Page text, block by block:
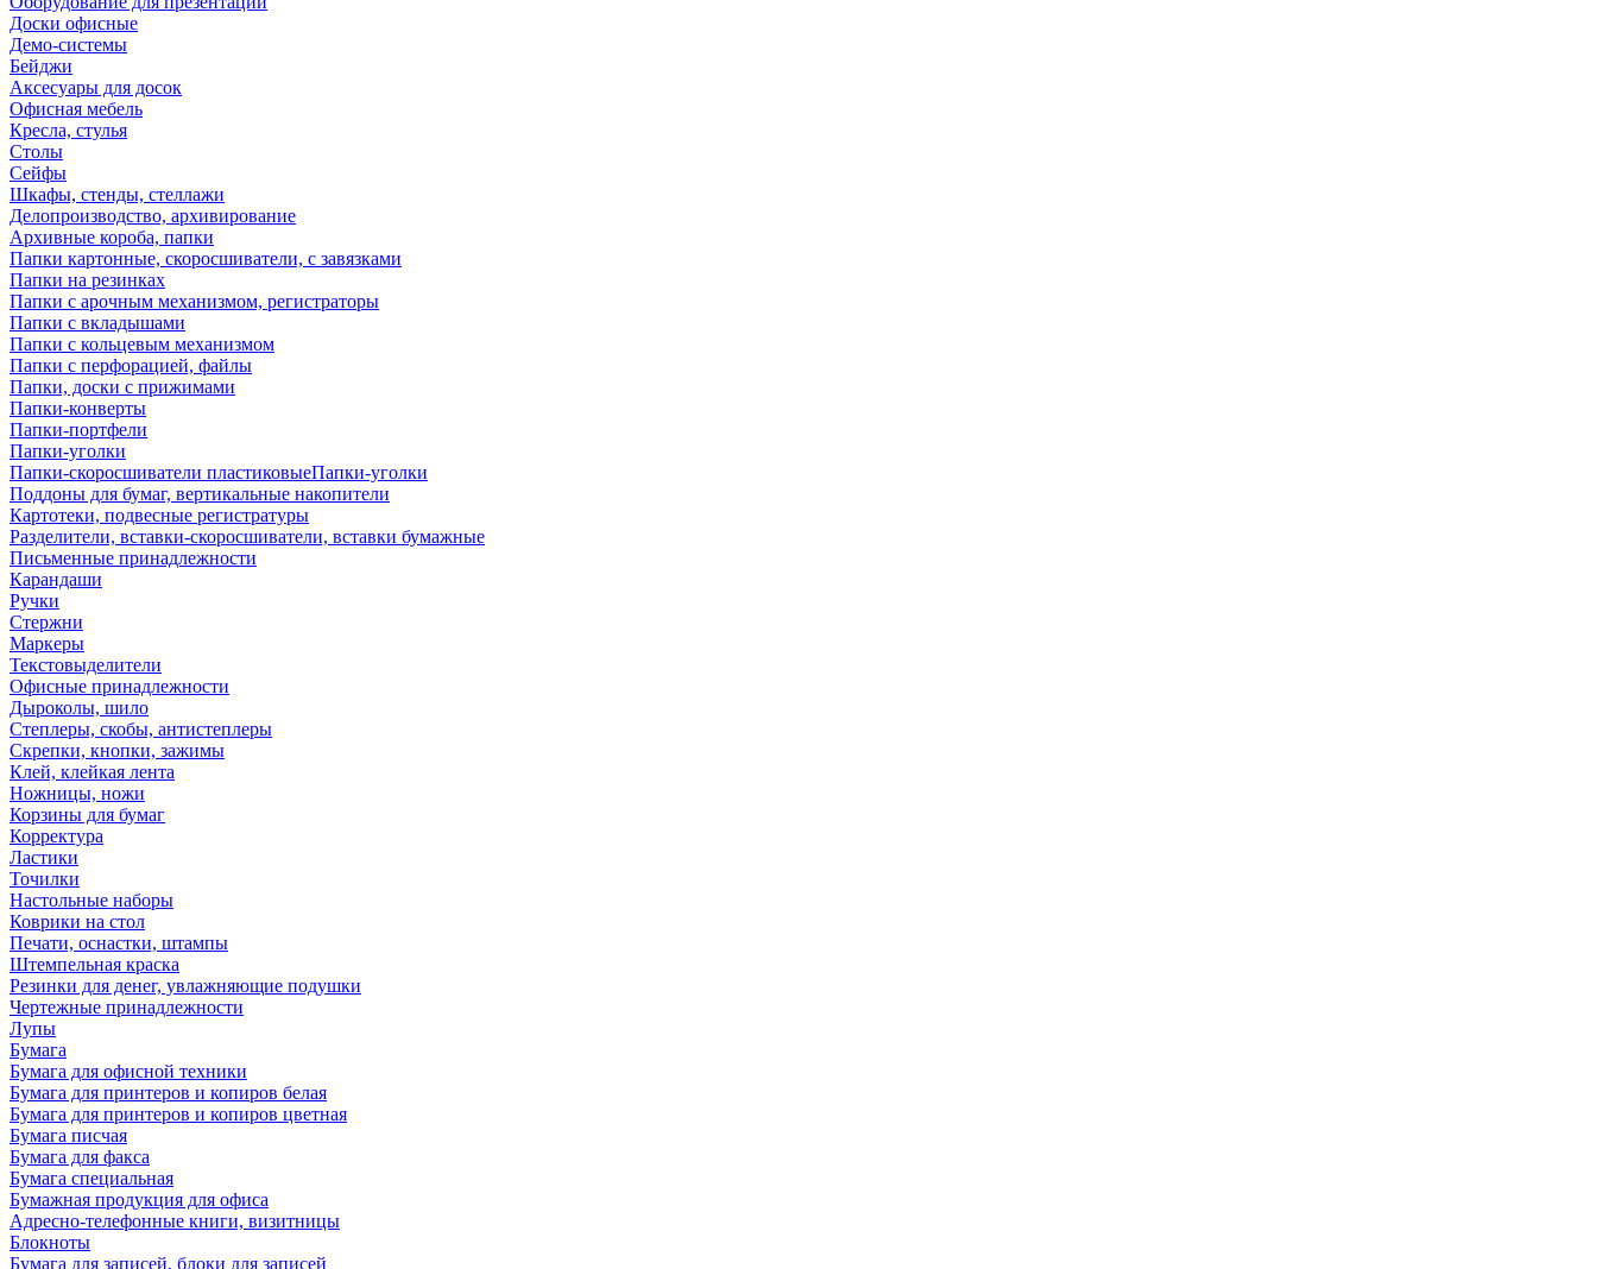
Доски офисные
Демо-системы
Бейджи
Аксесуары для досок
Офисная мебель
Кресла, стулья
Столы
Сейфы
Шкафы, стенды, стеллажи
Делопроизводство, архивирование
Архивные короба, папки
Папки картонные, скоросшиватели, с завязками
Папки на резинках
Папки с арочным механизмом, регистраторы
Папки с вкладышами
Папки с кольцевым механизмом
Папки с перфорацией, файлы
Папки, доски с прижимами
Папки-конверты
Папки-портфели
Папки-уголки
Папки-скоросшиватели пластиковыеПапки-уголки
Поддоны для бумаг, вертикальные накопители
Картотеки, подвесные регистратуры
Разделители, вставки-скоросшиватели, вставки бумажные
Письменные принадлежности
Карандаши
Ручки
Стержни
Маркеры
Текстовыделители
Офисные принадлежности
Дыроколы, шило
Степлеры, скобы, антистеплеры
Скрепки, кнопки, зажимы
Клей, клейкая лента
Ножницы, ножи
Корзины для бумаг
Корректура
Ластики
Точилки
Настольные наборы
Коврики на стол
Печати, оснастки, штампы
Штемпельная краска
Резинки для денег, увлажняющие подушки
Чертежные принадлежности
Лупы
Бумага
Бумага для офисной техники
Бумага для принтеров и копиров белая
Бумага для принтеров и копиров цветная
Бумага писчая
Бумага для факса
Бумага специальная
Бумажная продукция для офиса
Адресно-телефонные книги, визитницы
Блокноты
Бумага для записей, блоки для записей